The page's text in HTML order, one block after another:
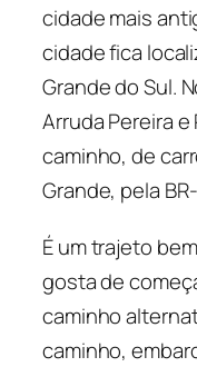
cidade mais
cidade fica
Grande do Sul.
Arruda Pereira
caminho, de
Grande, pela BR-
É um trajeto
gosta de
caminho
caminho,